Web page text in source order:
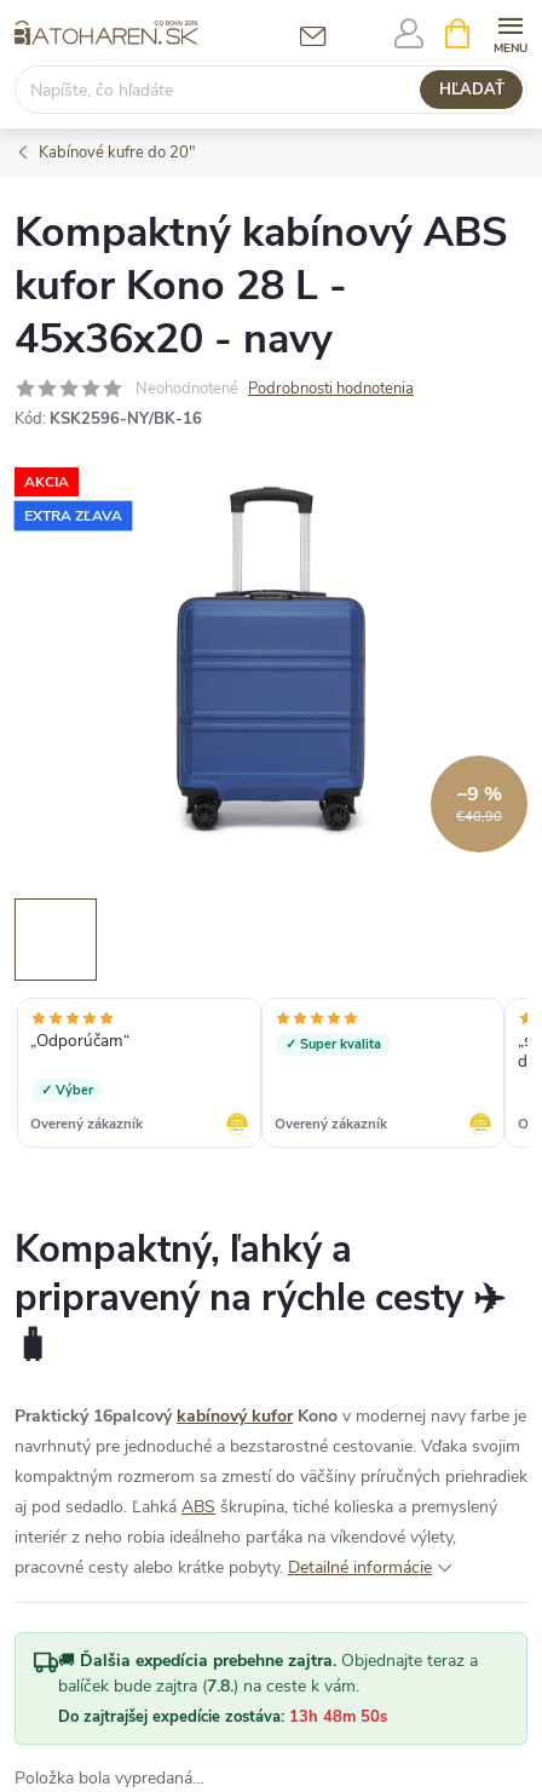
na
obsah
HĽADAŤ
KOŠÍK
Kabínové kufre do 20"
Kompaktný kabínový ABS
kufor Kono 28 L -
45x36x20 - navy
Neohodnotené Podrobnosti hodnotenia
Kód: KSK2596-NY/BK-16
AKCIA
EXTRA ZĽAVA
€40,90
–9 %
„Odporúčam“
✓ Výber
Overený zákazník
✓ Super kvalita
Overený zákazník
Kompaktný, ľahký a
pripravený na rýchle cesty ✈️
🧳
Praktický 16palcový kabínový kuforKono v modernej navy farbe je
navrhnutý pre jednoduché a bezstarostné cestovanie. Vďaka svojim
kompaktným rozmerom sa zmestí do väčšiny príručných priehradiek
aj pod sedadlo. Ľahká ABS škrupina, tiché kolieska a premyslený
interiér z neho robia ideálneho parťáka na víkendové výlety,
pracovné cesty alebo krátke pobyty. Detailné informácie
🚚 Ďalšia expedícia prebehne zajtra. Objednajte teraz a
balíček bude zajtra (7.8.) na ceste k vám.
Do zajtrajšej expedície zostáva: 13h 48m 50s
Položka bola vypredaná…